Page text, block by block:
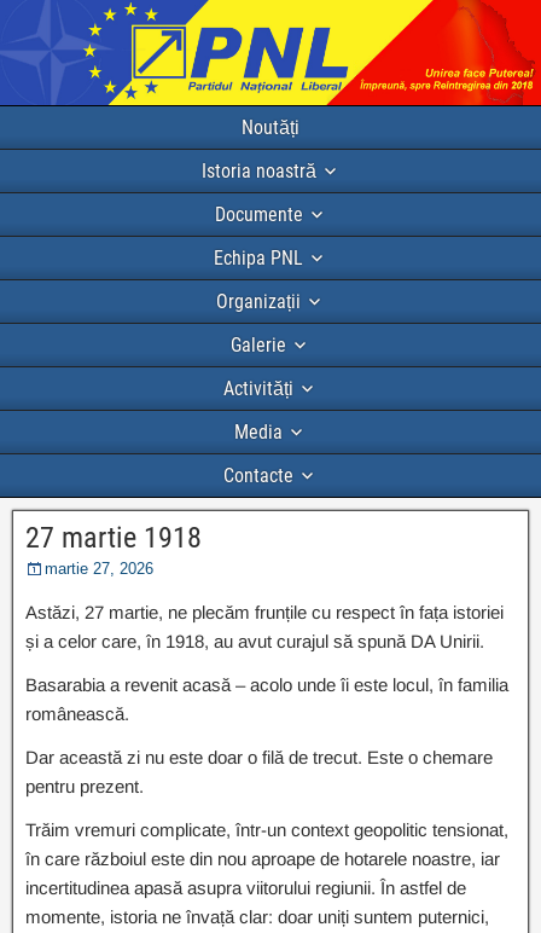
Noutăți
Istoria noastră
Documente
Echipa PNL
Organizații
Galerie
Activități
Media
Contacte
27 martie 1918
martie 27, 2026
Astăzi, 27 martie, ne plecăm frunțile cu respect în fața istoriei
și a celor care, în 1918, au avut curajul să spună DA Unirii.
Basarabia a revenit acasă – acolo unde îi este locul, în familia
românească.
Dar această zi nu este doar o filă de trecut. Este o chemare
pentru prezent.
Trăim vremuri complicate, într-un context geopolitic tensionat,
în care războiul este din nou aproape de hotarele noastre, iar
incertitudinea apasă asupra viitorului regiunii. În astfel de
momente, istoria ne învață clar: doar uniți suntem puternici,